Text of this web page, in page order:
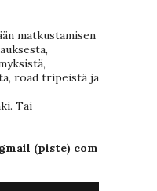
matkustamisen
road tripeistä ja
Tai
(piste) com